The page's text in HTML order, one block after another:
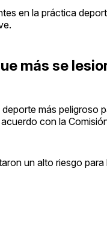
en la práctica
más se
más peligroso
con la
un alto riesgo